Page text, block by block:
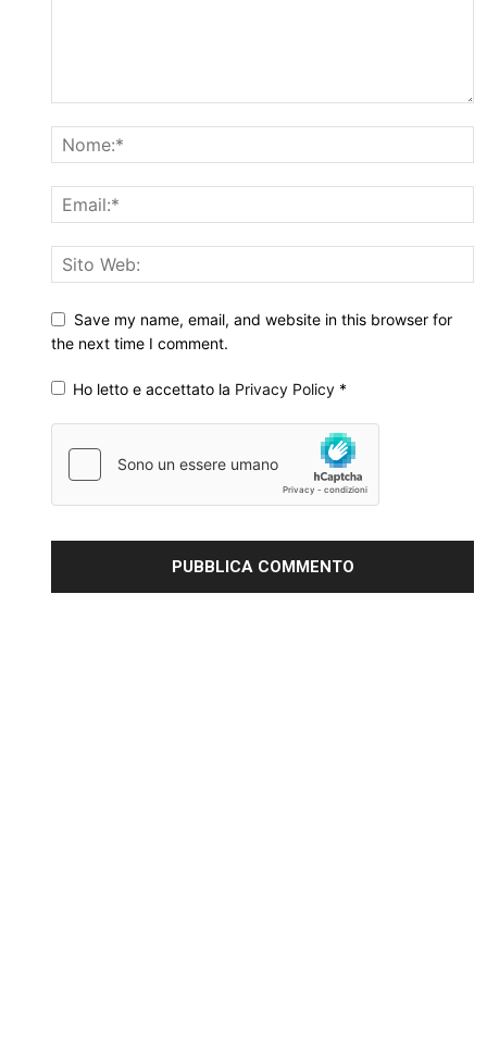
Save my name, email, and website in this browser for
the next time I comment.
Ho letto e accettato la Privacy Policy *